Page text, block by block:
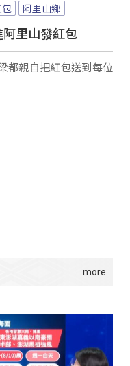
阿里山鄉
里山發紅包
都親自把紅包送到每位